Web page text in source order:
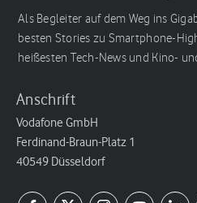
Als Begleiter auf dem Weg ins
besten Stories zu Smartphone-
heißesten Tech-News und Kino-
Anschrift
Vodafone GmbH
Ferdinand-Braun-Platz 1
40549 Düsseldorf